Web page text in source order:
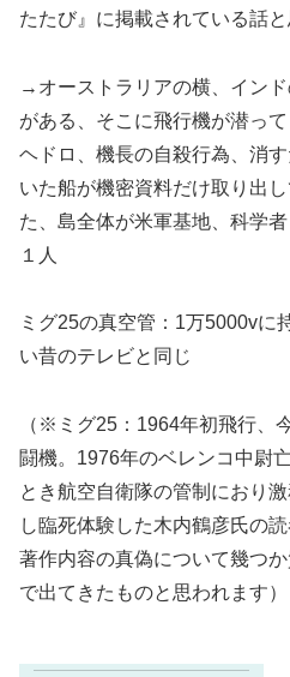
たたび』に掲載されている話と
→オーストラリアの横、イン
がある、そこに飛行機が潜っ
ヘドロ、機長の自殺行為、消
いた船が機密資料だけ取り出
た、島全体が米軍基地、科学
１人
ミグ25の真空管：1万5000vに
い昔のテレビと同じ
（※ミグ25：1964年初飛行、
闘機。1976年のベレンコ中尉
とき航空自衛隊の管制におり
し臨死体験した木内鶴彦氏の
著作内容の真偽について幾つ
で出てきたものと思われます）